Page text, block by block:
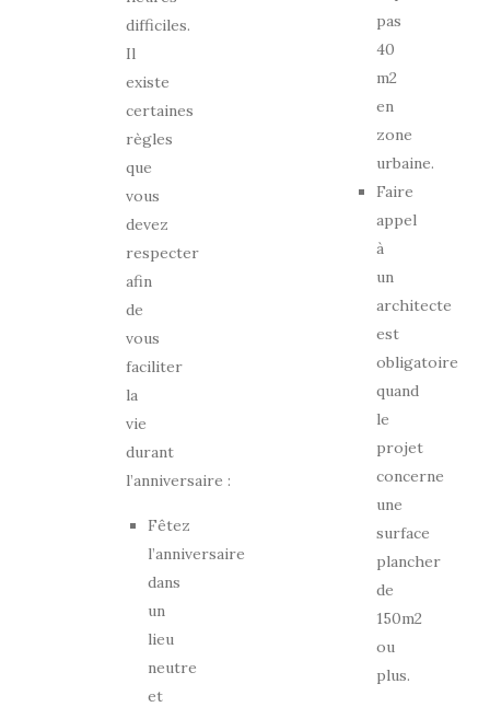
difficiles.
Il
existe
certaines
règles
que
vous
devez
respecter
afin
de
vous
faciliter
la
vie
durant
l’anniversaire :
Fêtez
l’anniversaire
dans
un
lieu
neutre
et
pas
40
m2
en
zone
urbaine.
Faire
appel
à
un
architecte
est
obligatoire
quand
le
projet
concerne
une
surface
plancher
de
150m2
ou
plus.